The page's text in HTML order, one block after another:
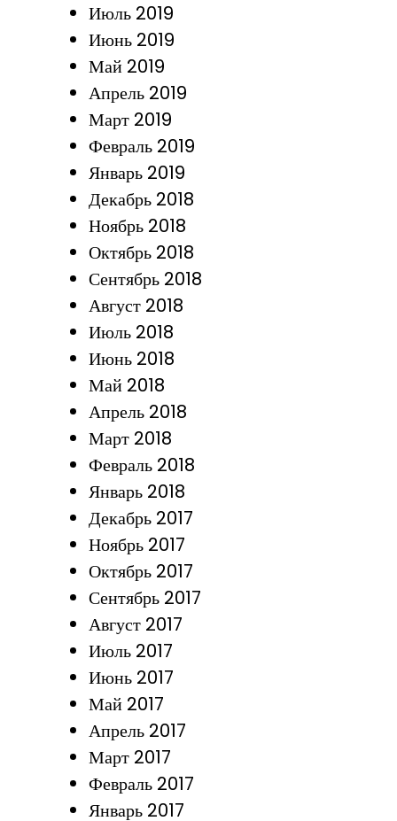
Июль 2019
Июнь 2019
Май 2019
Апрель 2019
Март 2019
Февраль 2019
Январь 2019
Декабрь 2018
Ноябрь 2018
Октябрь 2018
Сентябрь 2018
Август 2018
Июль 2018
Июнь 2018
Май 2018
Апрель 2018
Март 2018
Февраль 2018
Январь 2018
Декабрь 2017
Ноябрь 2017
Октябрь 2017
Сентябрь 2017
Август 2017
Июль 2017
Июнь 2017
Май 2017
Апрель 2017
Март 2017
Февраль 2017
Январь 2017